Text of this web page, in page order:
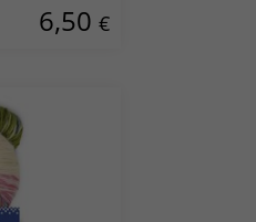
6,50 €